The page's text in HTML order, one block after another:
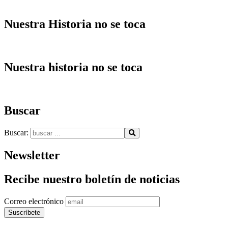
Nuestra Historia no se toca
Nuestra historia no se toca
Buscar
Buscar:
Newsletter
Recibe nuestro boletín de noticias
Correo electrónico